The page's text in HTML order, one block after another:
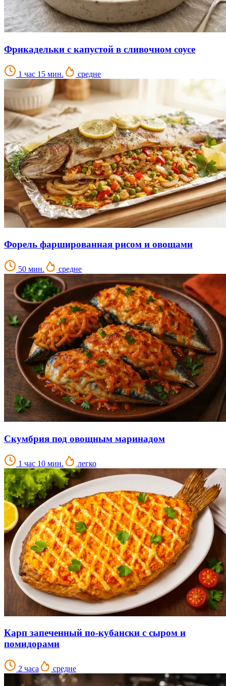
Фрикадельки с капустой в сливочном соусе
1 час 15 мин. средне
Форель фаршированная рисом и овощами
50 мин. средне
Скумбрия под овощным маринадом
1 час 10 мин. легко
Карп запеченный по-кубански с сыром и
помидорами
2 часа средне